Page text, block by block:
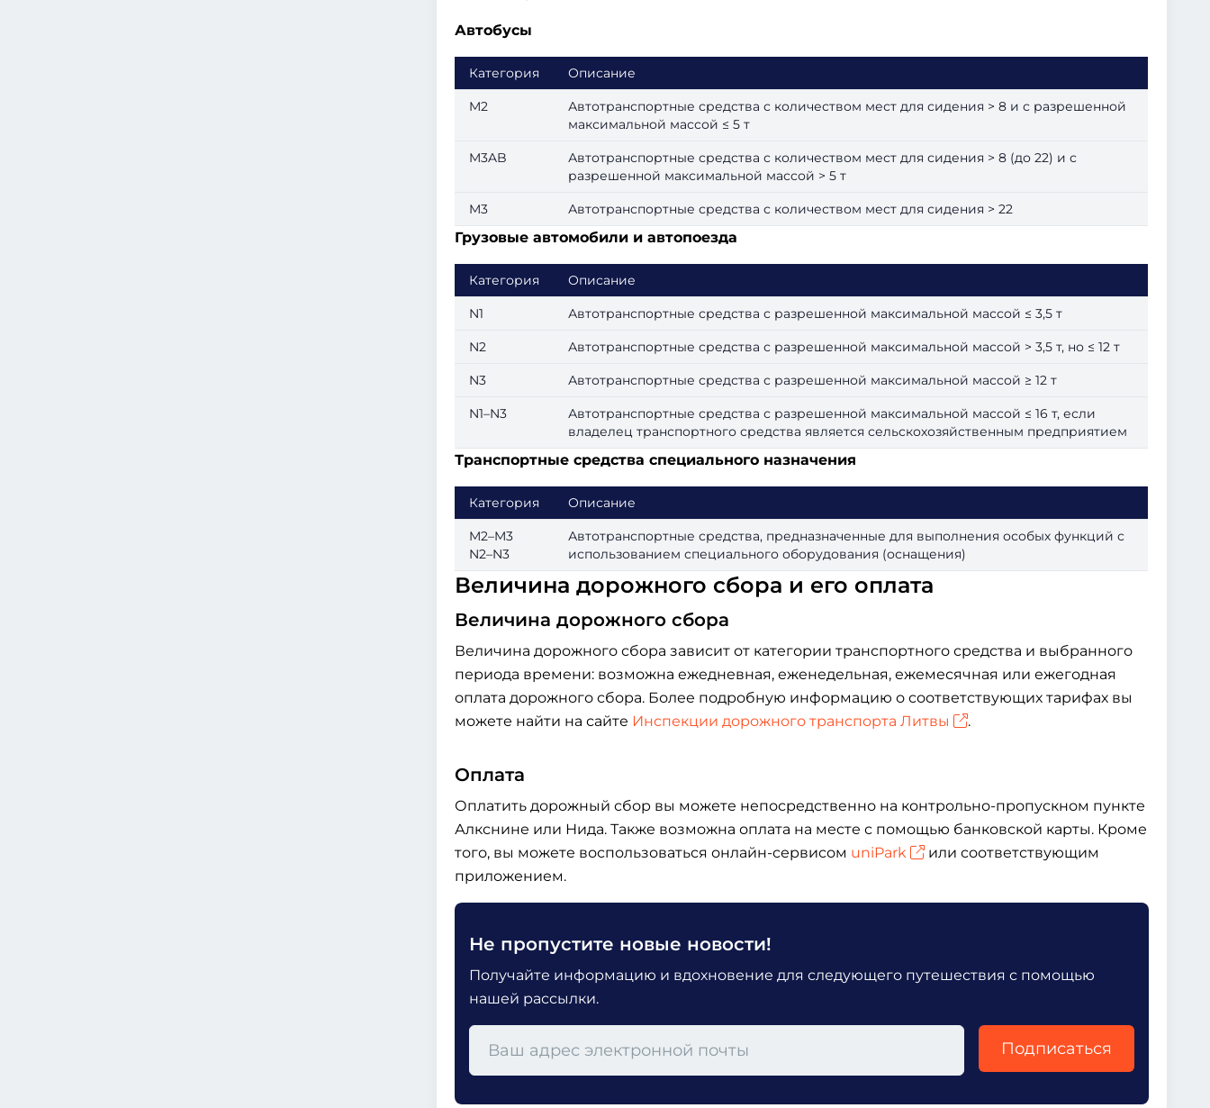
Автобусы
Категория Описание
M2
Автотранспортные средства с количеством мест для сидения > 8 и с разрешенной
максимальной массой ≤ 5 т
M3AB
Автотранспортные средства с количеством мест для сидения > 8 (до 22) и с
разрешенной максимальной массой > 5 т
M3 Автотранспортные средства с количеством мест для сидения > 22
Грузовые автомобили и автопоезда
Категория Описание
N1 Автотранспортные средства с разрешенной максимальной массой ≤ 3,5 т
N2 Автотранспортные средства с разрешенной максимальной массой > 3,5 т, но ≤ 12 т
N3 Автотранспортные средства с разрешенной максимальной массой ≥ 12 т
N1–N3
Автотранспортные средства с разрешенной максимальной массой ≤ 16 т, если
владелец транспортного средства является сельскохозяйственным предприятием
Транспортные средства специального назначения
Категория Описание
M2–M3
N2–N3
Автотранспортные средства, предназначенные для выполнения особых функций с
использованием специального оборудования (оснащения)
Величина дорожного сбора и его оплата
Величина дорожного сбора
Величина дорожного сбора зависит от категории транспортного средства и выбранного
периода времени: возможна ежедневная, еженедельная, ежемесячная или ежегодная
оплата дорожного сбора. Более подробную информацию о соответствующих тарифах вы
можете найти на сайте Инспекции дорожного транспорта Литвы .
Оплата
Оплатить дорожный сбор вы можете непосредственно на контрольно-пропускном пункте
Алкснине или Нида. Также возможна оплата на месте с помощью банковской карты. Кроме
того, вы можете воспользоваться онлайн-сервисом uniPark
или соответствующим
приложением.
Не пропустите новые новости!
Получайте информацию и вдохновение для следующего путешествия с помощью
нашей рассылки.
Подписаться